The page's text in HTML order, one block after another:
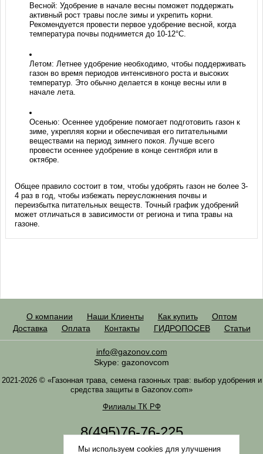
Весной: Удобрение в начале весны поможет поддержать
активный рост травы после зимы и укрепить корни.
Рекомендуется провести первое удобрение весной, когда
температура почвы поднимется до 10-12°C.
Летом: Летнее удобрение необходимо, чтобы поддерживать
газон во время периодов интенсивного роста и высоких
температур. Это обычно делается в конце весны или в
начале лета.
Осенью: Осеннее удобрение помогает подготовить газон к
зиме, укрепляя корни и обеспечивая его питательными
веществами на период зимнего покоя. Лучше всего
провести осеннее удобрение в конце сентября или в
октябре.
Общее правило состоит в том, чтобы удобрять газон не более 3-
4 раз в год, чтобы избежать переусложнения почвы и
переизбытка питательных веществ. Точный график удобрений
может отличаться в зависимости от региона и типа травы на
газоне.
О компании Наши Клиенты Как купить
Оптом
Доставка
Оплата Контакты ГИДРОПОСЕВ Статьи
info@gazonov.com
Skype: gazonovcom
2021-2026 © «Газонная трава, семена газонных трав: выбор удобрения и
средства защиты в Gazonov.com»
Филиалы ТК РФ
8(495)76-76-225
8(985)76-76-335
Мы используем cookies для улучшения